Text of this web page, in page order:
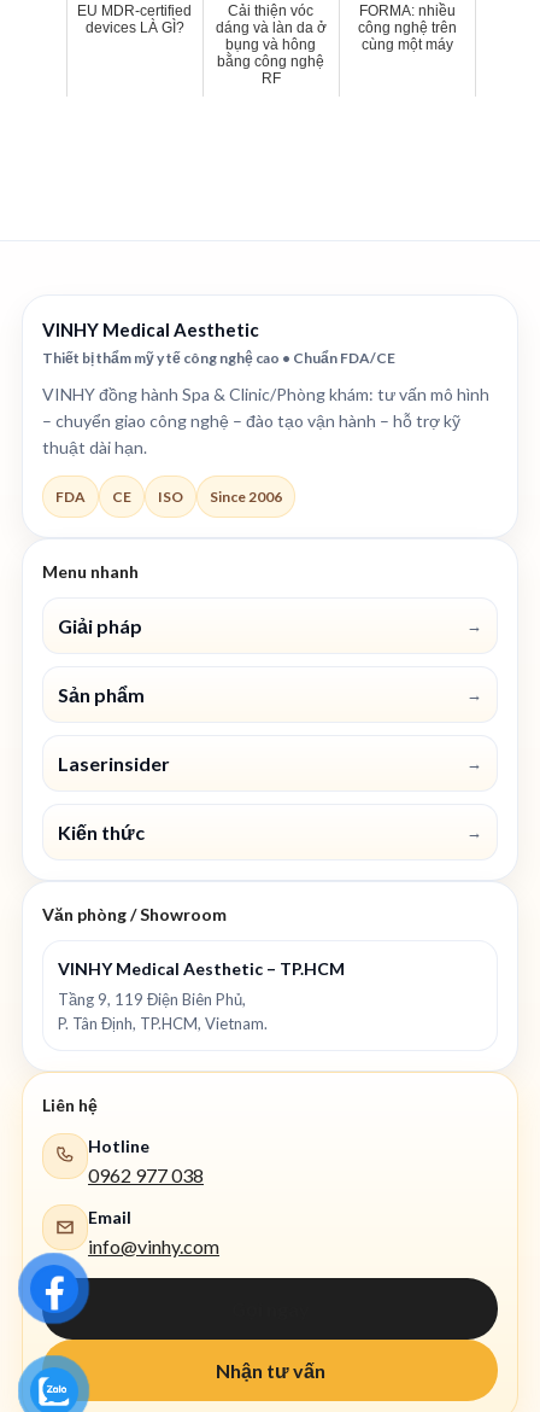
EU MDR-certified
devices LÀ GÌ?
Cải thiện vóc
dáng và làn da ở
bụng và hông
bằng công nghệ
RF
FORMA: nhiều
công nghệ trên
cùng một máy
VINHY Medical Aesthetic
Thiết bị thẩm mỹ y tế công nghệ cao • Chuẩn FDA/CE
VINHY đồng hành Spa & Clinic/Phòng khám: tư vấn mô hình
– chuyển giao công nghệ – đào tạo vận hành – hỗ trợ kỹ
thuật dài hạn.
FDA CE ISO Since 2006
Menu nhanh
Giải pháp →
Sản phẩm →
Laserinsider →
Kiến thức →
Văn phòng / Showroom
VINHY Medical Aesthetic – TP.HCM
Tầng 9, 119 Điện Biên Phủ,
P. Tân Định, TP.HCM, Vietnam.
Liên hệ
Hotline
0962 977 038
Email
info@vinhy.com
Nhận tư vấn